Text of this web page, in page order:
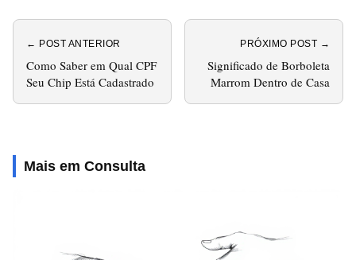
← POST ANTERIOR
Como Saber em Qual CPF
Seu Chip Está Cadastrado
PRÓXIMO POST →
Significado de Borboleta
Marrom Dentro de Casa
Mais em Consulta